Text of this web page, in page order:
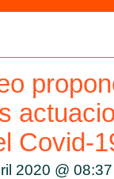
Covid-
2020 @ 08:37